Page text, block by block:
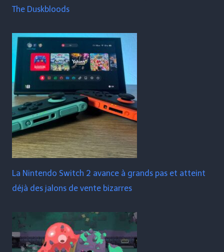
The Duskbloods
La Nintendo Switch 2 avance à grands pas et atteint
déjà des jalons de vente bizarres